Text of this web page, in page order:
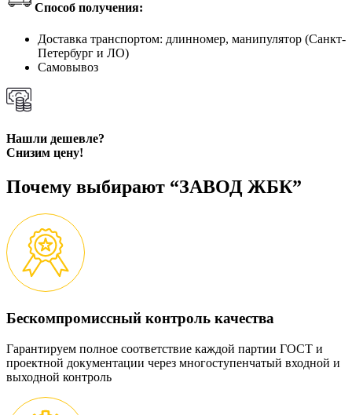
Способ получения:
Доставка транспортом: длинномер, манипулятор (Санкт-
Петербург и ЛО)
Самовывоз
Нашли дешевле?
Снизим цену!
Почему выбирают “ЗАВОД ЖБК”
Бескомпромиссный контроль качества
Гарантируем полное соответствие каждой партии ГОСТ и
проектной документации через многоступенчатый входной и
выходной контроль